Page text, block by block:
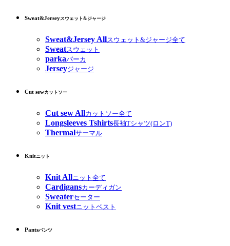
Sweat&Jerseyスウェット&ジャージ
Sweat&Jersey Allスウェット&ジャージ全て
Sweatスウェット
parkaパーカ
Jerseyジャージ
Cut sewカットソー
Cut sew Allカットソー全て
Longsleeves Tshirts長袖Tシャツ(ロンT)
Thermalサーマル
Knitニット
Knit Allニット全て
Cardigansカーディガン
Sweaterセーター
Knit vestニットベスト
Pantsパンツ